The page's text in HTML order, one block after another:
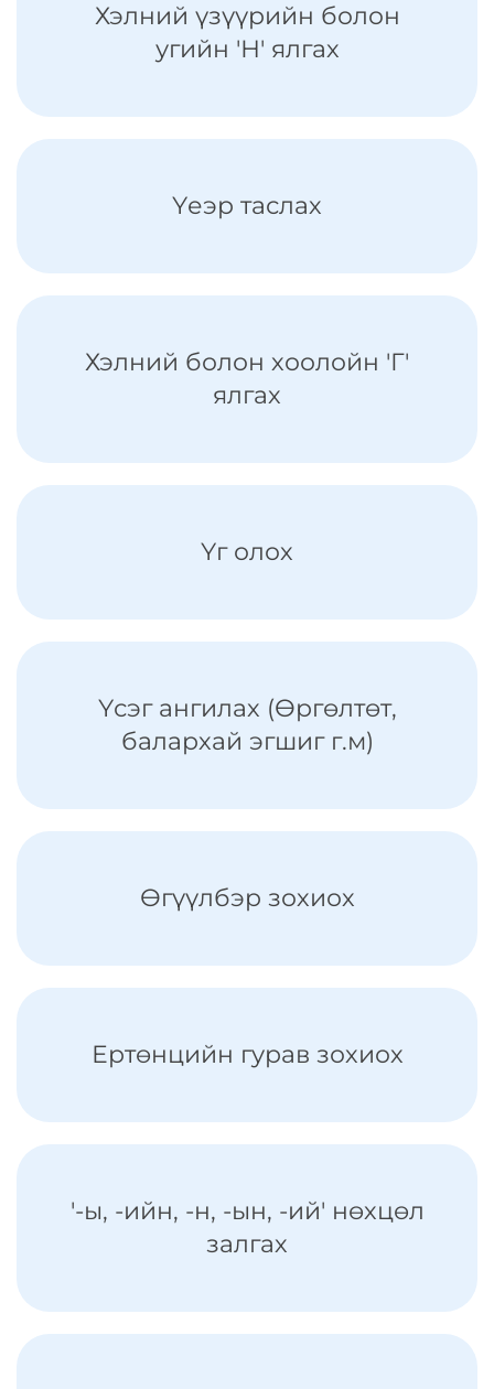
Хэлний үзүүрийн болон
угийн 'Н' ялгах
Үеэр таслах
Хэлний болон хоолойн 'Г'
ялгах
Үг олох
Үсэг ангилах (Өргөлтөт,
балархай эгшиг г.м)
Өгүүлбэр зохиох
Ертөнцийн гурав зохиох
'-ы, -ийн, -н, -ын, -ий' нөхцөл
залгах